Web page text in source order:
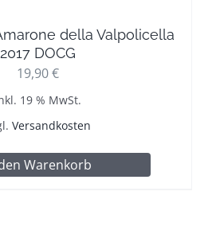
della Valpolicella
2017 DOCG
19,90€
19 % MwSt.
Versandkosten
Warenkorb